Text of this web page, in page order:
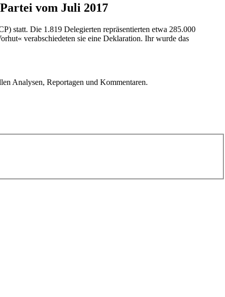
vom Juli 2017
statt. Die 1.819 Delegierten repräsentierten etwa 285.000
verabschiedeten sie eine Deklaration. Ihr wurde das
Analysen, Reportagen und Kommentaren.